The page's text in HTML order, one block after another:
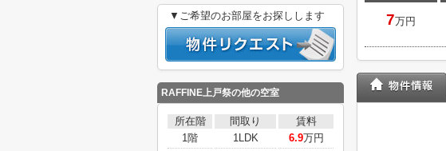
7万円
▼ご希望のお部屋をお探しします
RAFFINE上戸祭の他の空室
所在階 間取り
賃料
1階
1LDK 6.9万円